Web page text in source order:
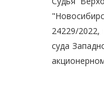
24229/
суда